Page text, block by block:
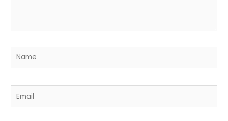
Name
Email